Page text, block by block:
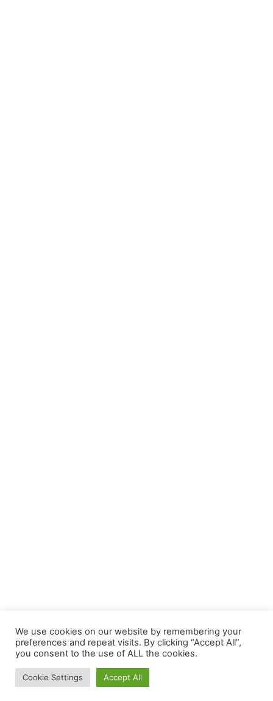
We use cookies on our website by remembering your
preferences and repeat visits. By clicking “Accept All”,
you consent to the use of ALL the cookies.
Cookie Settings Accept All